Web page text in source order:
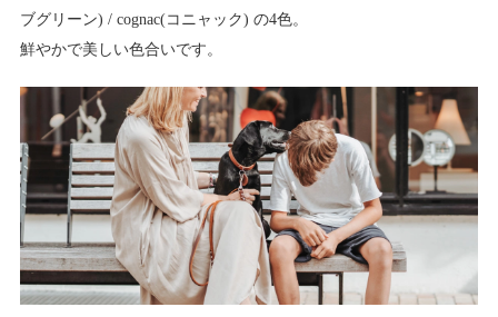
ブグリーン) / cognac(コニャック) の4色。
鮮やかで美しい色合いです。